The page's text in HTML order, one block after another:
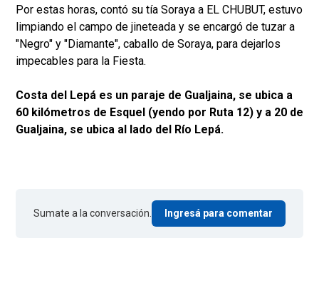
Por estas horas, contó su tía Soraya a EL CHUBUT, estuvo
limpiando el campo de jineteada y se encargó de tuzar a
"Negro" y "Diamante", caballo de Soraya, para dejarlos
impecables para la Fiesta.
Costa del Lepá es un paraje de Gualjaina, se ubica a
60 kilómetros de Esquel (yendo por Ruta 12) y a 20 de
Gualjaina, se ubica al lado del Río Lepá.
Sumate a la conversación. Ingresá para comentar